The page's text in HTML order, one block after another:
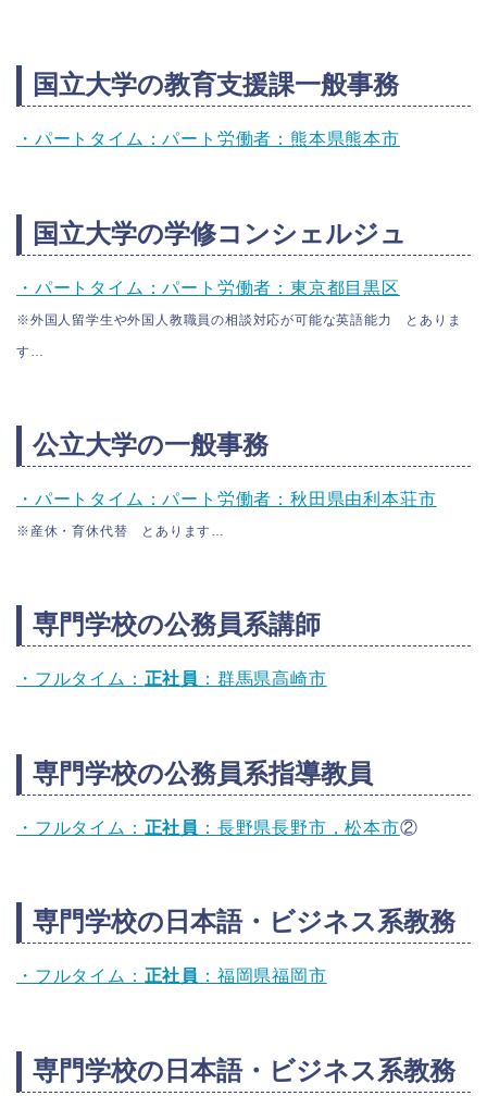
国立大学の教育支援課一般事務
・パートタイム：パート労働者：熊本県熊本市
国立大学の学修コンシェルジュ
・パートタイム：パート労働者：東京都目黒区
※外国人留学生や外国人教職員の相談対応が可能な英語能力 とありま
す…
公立大学の一般事務
・パートタイム：パート労働者：秋田県由利本荘市
※産休・育休代替 とあります…
専門学校の公務員系講師
・フルタイム： 正社員 ：群馬県高崎市
専門学校の公務員系指導教員
・フルタイム： 正社員 ：長野県長野市，松本市②
専門学校の日本語・ビジネス系教務
・フルタイム： 正社員 ：福岡県福岡市
専門学校の日本語・ビジネス系教務